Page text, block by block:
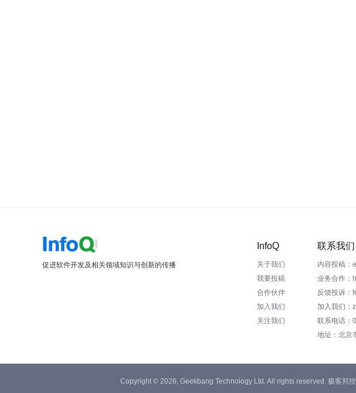
促进软件开发及相关领域知识与创新的传播
InfoQ
关于我们
我要投稿
合作伙伴
加入我们
关注我们
联系我们
内容投稿：
业务合作：
反馈投诉：
加入我们：
联系电话：
地址：北京
Copyright © 2026, Geekbang Technology Ltd. All rights reserved. 极客邦控